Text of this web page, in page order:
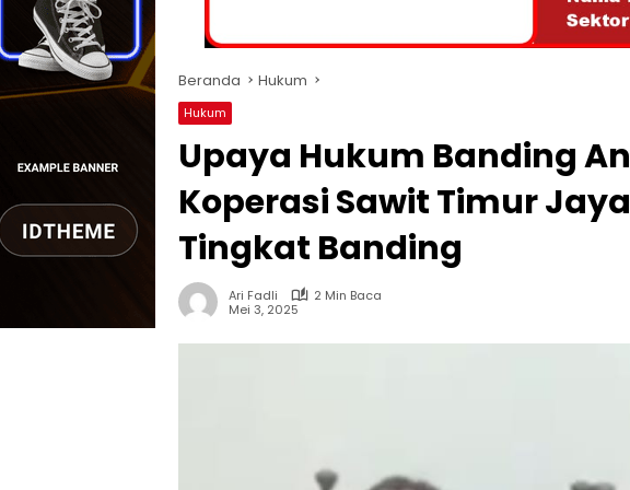
Beranda Hukum
Hukum
Upaya Hukum Banding
Koperasi Sawit Timur
Tingkat Banding
Ari Fadli
2 Min Baca
Mei 3, 2025